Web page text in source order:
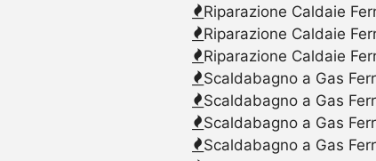
Riparazione Caldaie
Riparazione Caldaie
Riparazione Caldaie
Scaldabagno a Gas
Scaldabagno a Gas
Scaldabagno a Gas
Scaldabagno a Gas